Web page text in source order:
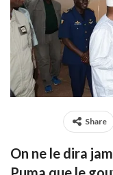
Share
On ne le dira